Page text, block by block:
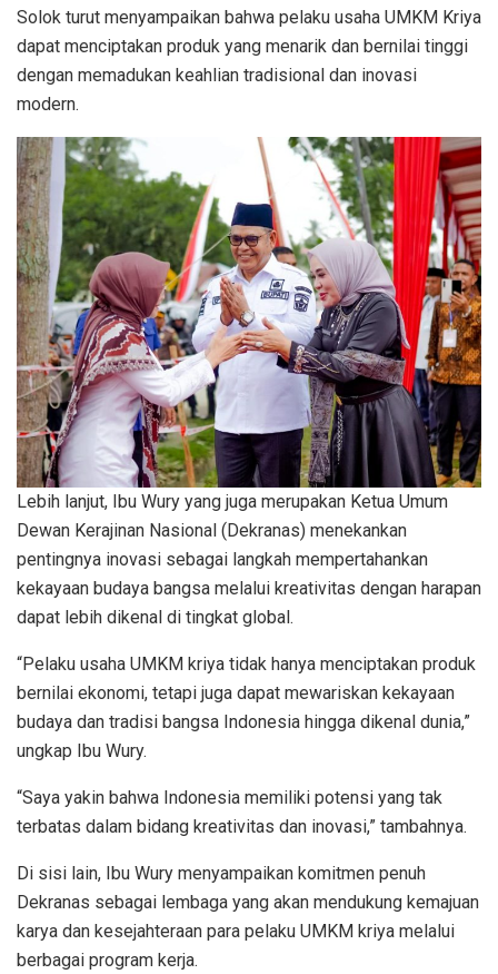
Solok turut menyampaikan bahwa pelaku usaha UMKM Kriya
dapat menciptakan produk yang menarik dan bernilai tinggi
dengan memadukan keahlian tradisional dan inovasi
modern.
Lebih lanjut, Ibu Wury yang juga merupakan Ketua Umum
Dewan Kerajinan Nasional (Dekranas) menekankan
pentingnya inovasi sebagai langkah mempertahankan
kekayaan budaya bangsa melalui kreativitas dengan harapan
dapat lebih dikenal di tingkat global.
“Pelaku usaha UMKM kriya tidak hanya menciptakan produk
bernilai ekonomi, tetapi juga dapat mewariskan kekayaan
budaya dan tradisi bangsa Indonesia hingga dikenal dunia,”
ungkap Ibu Wury.
“Saya yakin bahwa Indonesia memiliki potensi yang tak
terbatas dalam bidang kreativitas dan inovasi,” tambahnya.
Di sisi lain, Ibu Wury menyampaikan komitmen penuh
Dekranas sebagai lembaga yang akan mendukung kemajuan
karya dan kesejahteraan para pelaku UMKM kriya melalui
berbagai program kerja.